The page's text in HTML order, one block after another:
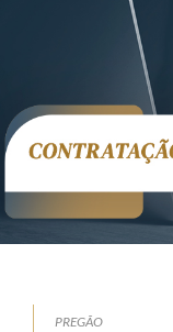
PREGÃO